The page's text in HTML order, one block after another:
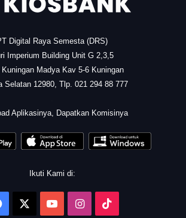
Digital Raya Semesta (DRS)
Imperium Building Unit G 2,3,5
Madya Kav 5-6 Kuningan
Selatan 12980, Tlp. 021 294 88 777
Aplikasinya, Dapatkan Komisinya
Ikuti Kami di:
Facebook YouTubeInstagram